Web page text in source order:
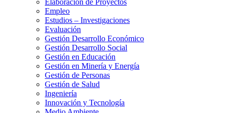
Elaboración de Proyectos
Empleo
Estudios – Investigaciones
Evaluación
Gestión Desarrollo Económico
Gestión Desarrollo Social
Gestión en Educación
Gestión en Minería y Energía
Gestión de Personas
Gestión de Salud
Ingeniería
Innovación y Tecnología